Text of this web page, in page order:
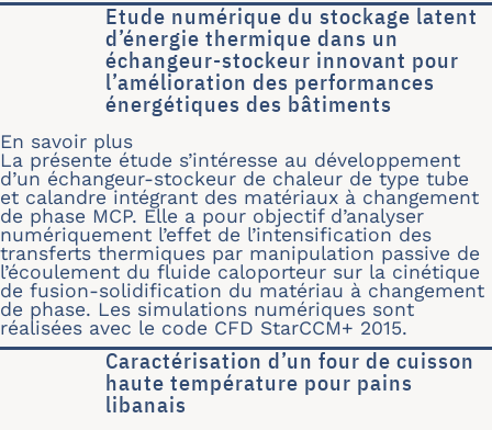
Etude numérique du stockage latent
d’énergie thermique dans un
échangeur-stockeur innovant pour
l’amélioration des performances
énergétiques des bâtiments
En savoir plus
La présente étude s’intéresse au développement
d’un échangeur-stockeur de chaleur de type tube
et calandre intégrant des matériaux à changement
de phase MCP. Elle a pour objectif d’analyser
numériquement l’effet de l’intensification des
transferts thermiques par manipulation passive de
l’écoulement du fluide caloporteur sur la cinétique
de fusion-solidification du matériau à changement
de phase. Les simulations numériques sont
réalisées avec le code CFD StarCCM+ 2015.
Caractérisation d’un four de cuisson
haute température pour pains
libanais